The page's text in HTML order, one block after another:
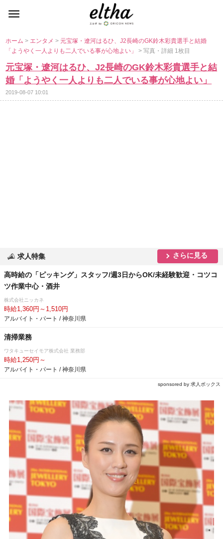
ホーム> エンタメ> 元宝塚・遼河はるひ、J2長崎のGK鈴木彩貴選手と結婚
「ようやく一人よりも二人でいる事が心地よい」> 写真・詳細 1枚目
元宝塚・遼河はるひ、J2長崎のGK鈴木彩貴選手と結
婚「ようやく一人よりも二人でいる事が心地よい」
2019-08-07 10:01
求人特集 さらに見る
高時給の「ピッキング」スタッフ/週3日からOK/未経験歓迎・コツコ
ツ作業中心・酒井
株式会社ニッカネ
時給1,360円～1,510円
アルバイト・パート / 神奈川県
清掃業務
ワタキューセイモア株式会社 業務部
時給1,250円～
アルバイト・パート / 神奈川県
sponsored by 求人ボックス